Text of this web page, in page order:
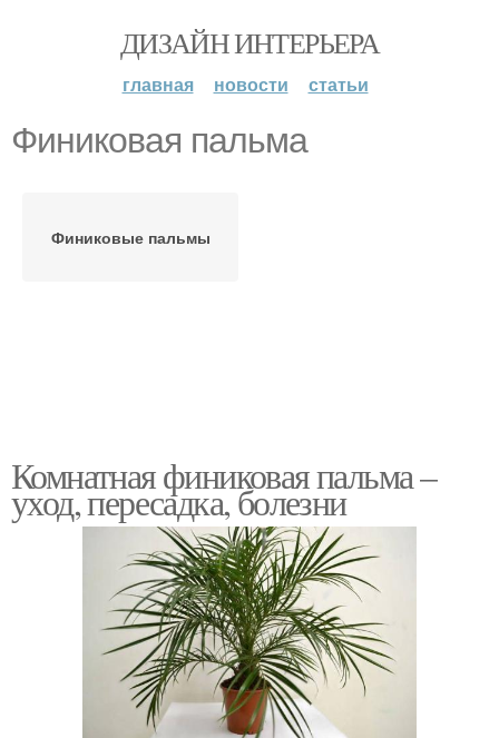
ДИЗАЙН ИНТЕРЬЕРА
главная новости статьи
Финиковая пальма
Финиковые пальмы
Комнатная финиковая пальма –
уход, пересадка, болезни